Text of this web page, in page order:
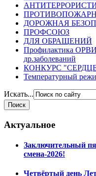
ДОРОЖНАЯ
ПРОФСОЮЗ
ДЛЯ ОБРАЩЕНИЙ
Профилактика
др.заболеваний
КОНКУРС
Температурный
Искать...
Актуальное
Заключительный
смена-2026!
Четвёртый день